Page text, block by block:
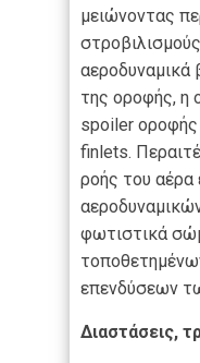
μειώνοντας
αεροδυναμικά
της οροφής, η
spoiler
finlets.
ροής του αέρα
φωτιστικά
επενδύσεων
Διαστάσεις,